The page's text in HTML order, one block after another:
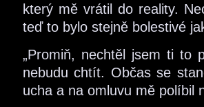
který mě vrátil do reality.
teď to bylo stejně bolestivé
„Promiň, nechtěl jsem ti to
nebudu chtít. Občas se
ucha a na omluvu mě políbil